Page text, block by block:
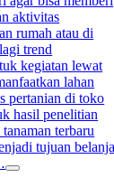
aktivitas
rumah atau di
trend
kegiatan lewat
lahan
pertanian di toko
hasil penelitian
terbaru
tujuan